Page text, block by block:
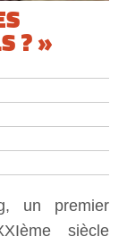
? »
un premier
siècle